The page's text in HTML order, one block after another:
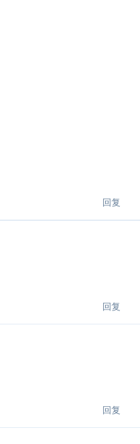
回复
回复
回复